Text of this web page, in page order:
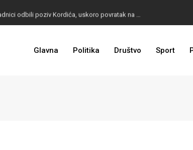
Glavna Politika Društvo Sport